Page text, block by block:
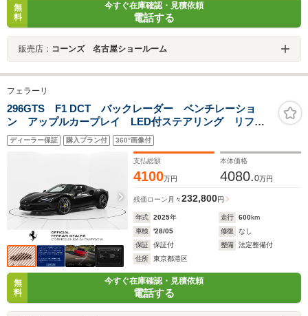
無
料
今すぐ在庫確認・見積依頼
電話する
販売店： コーンズ 名古屋ショールーム
フェラーリ
296GTS F1 DCT バックレーダー ベンチレーショ
ン アップルカープレイ LED付ステアリング リフタ
ー 20インチ鍛造ホイール
ディーラー保証 購入プラン付 360°画像付
支払総額
4100万円
本体価格
4080.0万円
残価ローン 月々232,800円
年式 2025年 走行 600km
車検
'28/05 修復
なし
保証
保証付 整備
法定整備付
住所
東京都港区
無
料
今すぐ在庫確認・見積依頼
電話する